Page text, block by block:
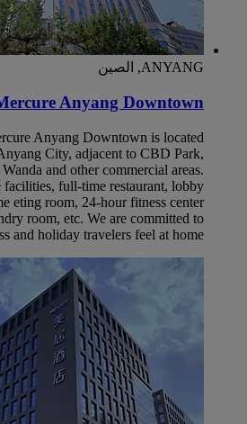
ANYANG, الصين
Anyang Downtown
Anyang Downtown is located
City, adjacent to CBD Park,
and other commercial areas.
facilities, full-time restaurant, lobby
eting room, 24-hour fitness center
room, etc. We are committed to
and holiday travelers feel at home.